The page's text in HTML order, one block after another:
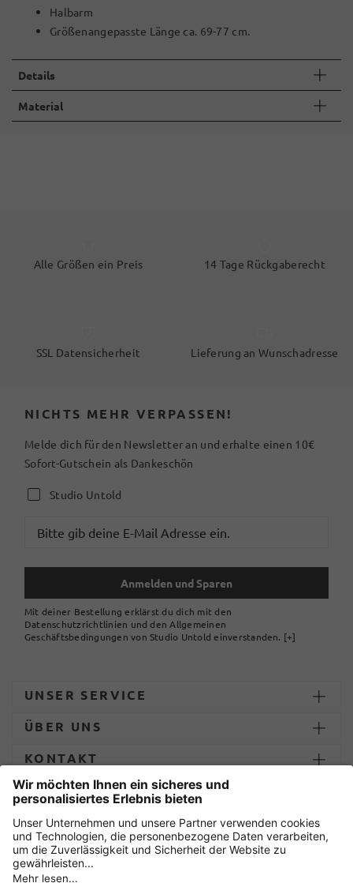
Halbarm
Größenangepasste Länge ca. 69-77 cm.
Details
Material
Alle Größen ein Preis 14 Tage Rückgaberecht
SSL Datensicherheit Lieferung an Wunschadresse
NICHTS MEHR VERPASSEN!
Melde dich für den Newsletter an und erhalte einen 10€
Sofort-Gutschein als Dankeschön
Studio Untold
Anmelden und Sparen
Mit deiner Bestellung erklärst du dich mit den
Datenschutzrichtlinien und den Allgemeinen
Geschäftsbedingungen von Studio Untold einverstanden. [+]
UNSER SERVICE
ÜBER UNS
KONTAKT
ZAHLUNG UND LIEFERUNG
Sicher einkaufen mit